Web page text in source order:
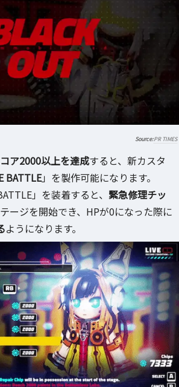
PR TIMES
ア2000以上を達成すると、新カスタ
BATTLE」を製作可能になります。
」を装着すると、 緊急修理チッ
ージを開始でき、HPが0になった際に
ようになります。